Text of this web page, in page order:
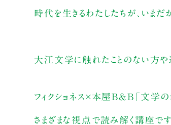
時代を生きるわたしたちが、いまだ
大江文学に触れたことのない方や
フィクショネス×本屋B&B「文学
さまざまな視点で読み解く講座です